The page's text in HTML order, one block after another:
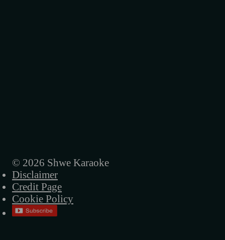
© 2026 Shwe Karaoke
Disclaimer
Credit Page
Cookie Policy